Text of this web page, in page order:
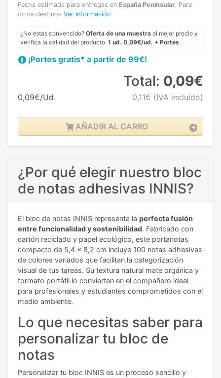
Fecha estimada para entregas en España Peninsular. Para
otros destinos Ver Información
¿No estas convencido? Oferta de una muestra al mejor precio y
verifica la calidad del producto. 1 ud. 0,09€/ud. + Portes
¡Portes gratis* a partir de 99€!
0,09€/Ud.
Total: 0,09€
0,11€ (IVA incluido)
AÑADIR AL CARRO
¿Por qué elegir nuestro bloc
de notas adhesivas INNIS?
El bloc de notas INNIS representa la perfecta fusión
entre funcionalidad y sostenibilidad. Fabricado con
cartón reciclado y papel ecológico, este portanotas
compacto de 5,4 x 8,2 cm incluye 100 notas adhesivas
de colores variados que facilitan la categorización
visual de tus tareas. Su textura natural mate orgánica y
formato portátil lo convierten en el compañero ideal
para profesionales y estudiantes comprometidos con el
medio ambiente.
Lo que necesitas saber para
personalizar tu bloc de
notas
Personalizar tu bloc INNIS es un proceso sencillo y